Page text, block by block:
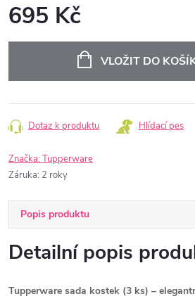
695 Kč
VLOŽIT DO
Dotaz k produktu Hlídací pes
Značka:Tupperware
Záruka: 2 roky
Popis produktu
Detailní popis
Tupperware sada kostek (3 ks) –